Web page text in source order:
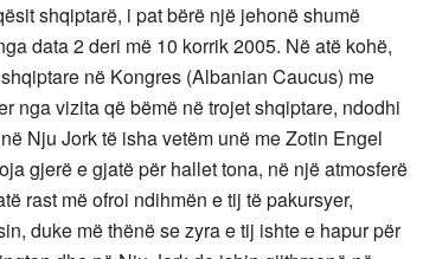
shqiptarë, i pat bërë një jehonë shumë
data 2 deri më 10 korrik 2005. Në atë kohë,
në Kongres (Albanian Caucus) me
nga vizita që bëmë në trojet shqiptare, ndodhi
Nju Jork të isha vetëm unë me Zotin Engel
gjerë e gjatë për hallet tona, në një atmosferë
rast më ofroi ndihmën e tij të pakursyer,
duke më thënë se zyra e tij ishte e hapur për